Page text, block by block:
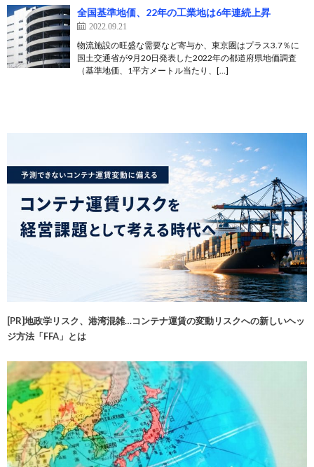
全国基準地価、22年の工業地は6年連続上昇
2022.09.21
物流施設の旺盛な需要など寄与か、東京圏はプラス3.7％に
国土交通省が9月20日発表した2022年の都道府県地価調査
（基準地価、1平方メートル当たり、[…]
[PR]地政学リスク、港湾混雑…コンテナ運賃の変動リスクへの新しいヘッ
ジ方法「FFA」とは